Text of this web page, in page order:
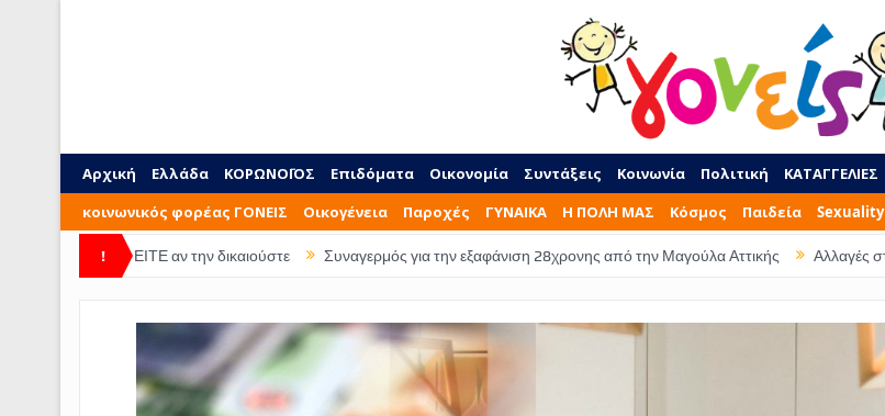
Αρχική Ελλάδα ΚΟΡΩΝΟΪΟΣ Επιδόματα Οικονομία Συντάξεις Κοινωνία Πολιτική ΚΑΤΑΓΓΕΛΙΕΣ
κοινωνικός φορέας ΓΟΝΕΙΣ
Οικογένεια Παροχές ΓΥΝΑΙΚΑ Η ΠΟΛΗ ΜΑΣ Κόσμος Παιδεία Sexuality
!
ΔΕΙΤΕ αν την δικαιούστε Συναγερμός για την εξαφάνιση 28χρονης από την Μαγούλα Αττικής Αλλαγές στα σχολικά